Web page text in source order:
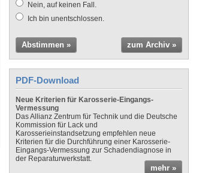
Nein, auf keinen Fall.
Ich bin unentschlossen.
Abstimmen » zum Archiv »
PDF-Download
Neue Kriterien für Karosserie-Eingangs-
Vermessung
Das Allianz Zentrum für Technik und die Deutsche
Kommission für Lack und
Karosserieinstandsetzung empfehlen neue
Kriterien für die Durchführung einer Karosserie-
Eingangs-Vermessung zur Schadendiagnose in
der Reparaturwerkstatt.
mehr »